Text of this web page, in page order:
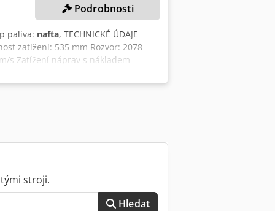
Podrobnosti
paliva: nafta, TECHNICKÉ ÚDAJE
zatížení: 535 mm Rozvor: 2078
s Zatížení náprav s nákladem
2880 / 3700 kg Pneumatiky: SE
250 / 70-15 (250-15) Rozchod
mm Poloměr otáčení: 2745 mm
2421 mm Výška vysunutého stožáru:
stroji.
Hledat